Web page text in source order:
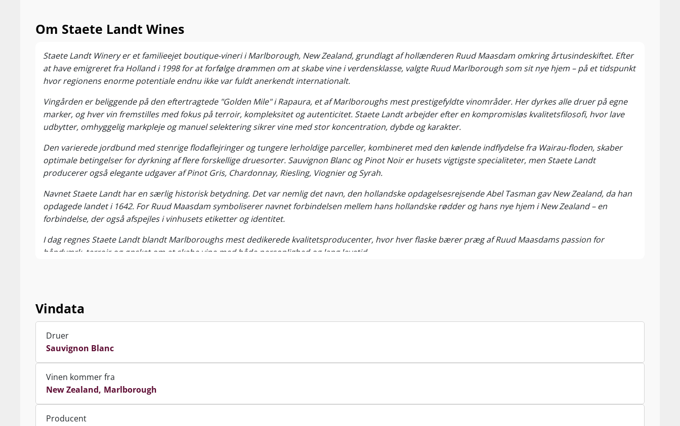
Om Staete Landt Wines
Staete Landt Winery er et familieejet boutique-vineri i Marlborough, New Zealand, grundlagt af hollænderen Ruud Maasdam omkring årtusindeskiftet. Efter
at have emigreret fra Holland i 1998 for at forfølge drømmen om at skabe vine i verdensklasse, valgte Ruud Marlborough som sit nye hjem – på et tidspunkt
hvor regionens enorme potentiale endnu ikke var fuldt anerkendt internationalt.
Vingården er beliggende på den eftertragtede "Golden Mile" i Rapaura, et af Marlboroughs mest prestigefyldte vinområder. Her dyrkes alle druer på egne
marker, og hver vin fremstilles med fokus på terroir, kompleksitet og autenticitet. Staete Landt arbejder efter en kompromisløs kvalitetsfilosofi, hvor lave
udbytter, omhyggelig markpleje og manuel selektering sikrer vine med stor koncentration, dybde og karakter.
Den varierede jordbund med stenrige flodaflejringer og tungere lerholdige parceller, kombineret med den kølende indflydelse fra Wairau-floden, skaber
optimale betingelser for dyrkning af flere forskellige druesorter. Sauvignon Blanc og Pinot Noir er husets vigtigste specialiteter, men Staete Landt
producerer også elegante udgaver af Pinot Gris, Chardonnay, Riesling, Viognier og Syrah.
Navnet Staete Landt har en særlig historisk betydning. Det var nemlig det navn, den hollandske opdagelsesrejsende Abel Tasman gav New Zealand, da han
opdagede landet i 1642. For Ruud Maasdam symboliserer navnet forbindelsen mellem hans hollandske rødder og hans nye hjem i New Zealand – en
forbindelse, der også afspejles i vinhusets etiketter og identitet.
I dag regnes Staete Landt blandt Marlboroughs mest dedikerede kvalitetsproducenter, hvor hver flaske bærer præg af Ruud Maasdams passion for
håndværk, terroir og ønsket om at skabe vine med både personlighed og lang levetid.
Vindata
Druer
Sauvignon Blanc
Vinen kommer fra
New Zealand Marlborough
Producent